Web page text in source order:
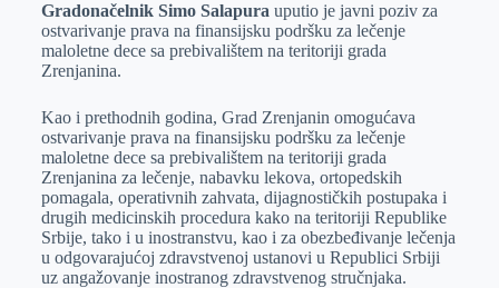
e
r
I
n
s
A
p
p
a
i
l
Gradonačelnik Simo Salapura uputio je javni poziv za
ostvarivanje prava na finansijsku podršku za lečenje
maloletne dece sa prebivalištem na teritoriji grada
Zrenjanina.
Kao i prethodnih godina, Grad Zrenjanin omogućava
ostvarivanje prava na finansijsku podršku za lečenje
maloletne dece sa prebivalištem na teritoriji grada
Zrenjanina za lečenje, nabavku lekova, ortopedskih
pomagala, operativnih zahvata, dijagnostičkih postupaka i
drugih medicinskih procedura kako na teritoriji Republike
Srbije, tako i u inostranstvu, kao i za obezbeđivanje lečenja
u odgovarajućoj zdravstvenoj ustanovi u Republici Srbiji
uz angažovanje inostranog zdravstvenog stručnjaka.